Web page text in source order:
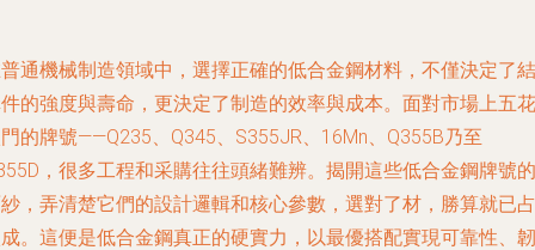
通機械制造領域中，選擇正確的低合金鋼材料，不僅決定了結
的強度與壽命，更決定了制造的效率與成本。面對市場上五花
的牌號——Q235、Q345、S355JR、16Mn、Q355B乃至
，很多工程和采購往往頭緒難辨。揭開這些低合金鋼牌號的
，弄清楚它們的設計邏輯和核心參數，選對了材，勝算就已占
。這便是低合金鋼真正的硬實力，以最優搭配實現可靠性、韌